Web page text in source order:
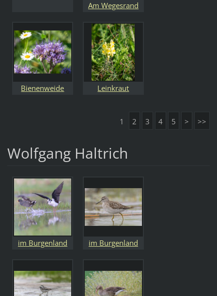
Am Wegesrand
Bienenweide Leinkraut
1 2 3 4 5 > >>
Wolfgang Haltrich
im Burgenland im Burgenland